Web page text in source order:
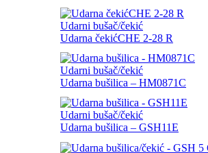
Udarni bušač/čekić
Udarna čekićCHE 2-28 R
Udarni bušač/čekić
Udarna bušilica – HM0871C
Udarni bušač/čekić
Udarna bušilica – GSH11E